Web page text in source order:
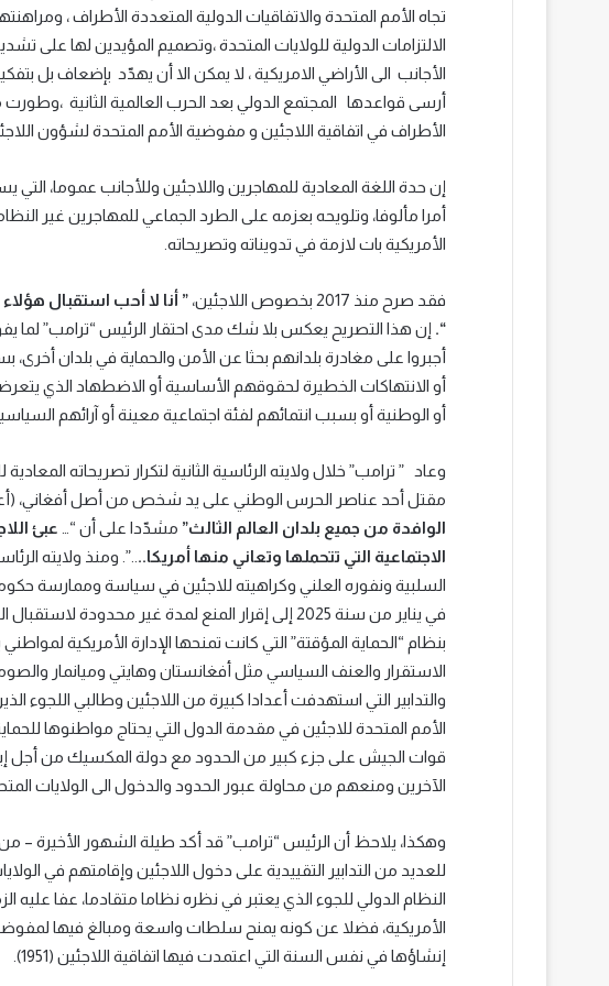
تجاه الأمم المتحدة والاتفاقيات الدولية المتعددة الأطراف ،
الالتزامات الدولية للولايات المتحدة ،وتصميم المؤيدين لها على
الأجانب الى الأراضي الامريكية ، لا يمكن الا أن يهدّد بإضعاف بل
أرسى قواعدها المجتمع الدولي بعد الحرب العالمية الثانية
الأطراف في اتفاقية اللاجئين و مفوضية الأمم المتحدة لشؤون
إن حدة اللغة المعادية للمهاجرين واللاجئين وللأجانب عموما،
أمرا مألوفا، وتلويحه بعزمه على الطرد الجماعي للمهاجرين غير
الأمريكية بات لازمة في تدويناته وتصريحاته.
فقد صرح منذ 2017 بخصوص اللاجئين،
” أنا لا أحب استقبال
“.
أجبروا على مغادرة بلدانهم بحثا عن الأمن والحماية في بلدان أخرى،
أو الانتهاكات الخطيرة لحقوقهم الأساسية أو الاضطهاد الذي
أو الوطنية أو بسبب انتمائهم لفئة اجتماعية معينة أو آرائهم
وعاد ” ترامب” خلال ولايته الرئاسية الثانية لتكرار تصريحاته
مقتل أحد عناصر الحرس الوطني على يد شخص من أصل أفغاني،
الوافدة من جميع بلدان العالم الثالث” مشدّدا على أن “… عبئ
الاجتماعية التي تتحملها وتعاني منها أمريكا.. ..”. ومنذ ولايته
السلبية ونفوره العلني وكراهيته للاجئين في سياسة وممارسة
في يناير من سنة 2025 إلى إقرار المنع لمدة غير محدودة
بنظام “الحماية المؤقتة” التي كانت تمنحها الإدارة الأمريكية
الاستقرار والعنف السياسي مثل أفغانستان وهايتي وميانمار
والتدابير التي استهدفت أعدادا كبيرة من اللاجئين وطالبي
الأمم المتحدة للاجئين في مقدمة الدول التي يحتاج مواطنوها
قوات الجيش على جزء كبير من الحدود مع دولة المكسيك من أجل
الآخرين ومنعهم من محاولة عبور الحدود والدخول الى الولايات
وهكذا، يلاحظ أن الرئيس “ترامب” قد أكد طيلة الشهور الأخيرة –
للعديد من التدابير التقييدية على دخول اللاجئين وإقامتهم في
النظام الدولي للجوء الذي يعتبر في نظره نظاما متقادما، عفا عليه
الأمريكية، فضلا عن كونه يمنح سلطات واسعة ومبالغ فيها
إنشاؤها في نفس السنة التي اعتمدت فيها اتفاقية اللاجئين (1951).